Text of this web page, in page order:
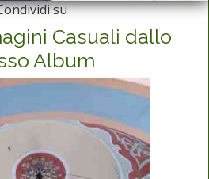
su
Casuali dallo
Album